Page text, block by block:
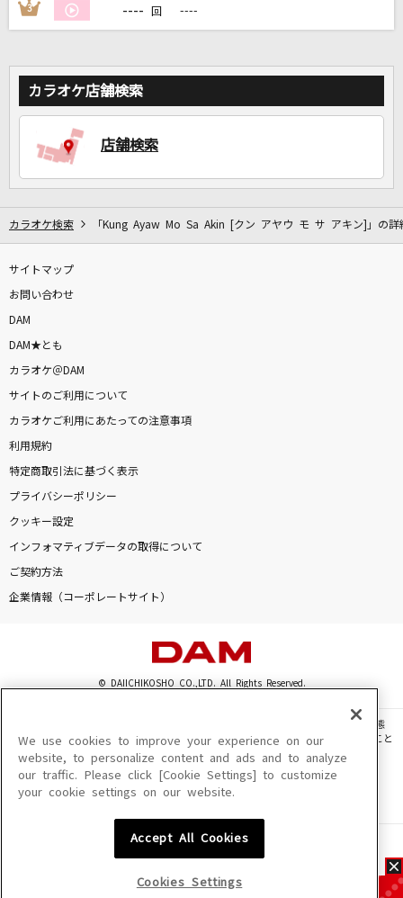
DAMに会員登録・ログインして
3 ---- 回 ----
カラオケ店舗検索
店舗検索
カラオケ検索 「Kung Ayaw Mo Sa Akin [クン アヤウ モ サ アキン]」の詳
サイトマップ
お問い合わせ
DAM
DAM★とも
カラオケ＠DAM
サイトのご利用について
カラオケご利用にあたっての注意事項
利用規約
特定商取引法に基づく表示
プライバシーポリシー
クッキー設定
インフォマティブデータの取得について
ご契約方法
企業情報（コーポレートサイト）
© DAIICHIKOSHO CO.,LTD. All Rights Reserved.
このサイトに掲載されている一切の文章・画像・写真・動画・音声等を、手段や形態
を問わず、著作権法の定める範囲を超えて無断で複製、転載、ファイル化などすること
を禁じます。
楽曲及びコンテンツは、機種によりご利用いただけない場合があります。
楽曲及びコンテンツの配信日、配信内容が変更になる場合があります。
We use cookies to improve your experience on our
website, to personalize content and ads and to analyze
our traffic. Please click [Cookie Settings] to customize
your cookie settings on our website.
Accept All Cookies
Cookies Settings